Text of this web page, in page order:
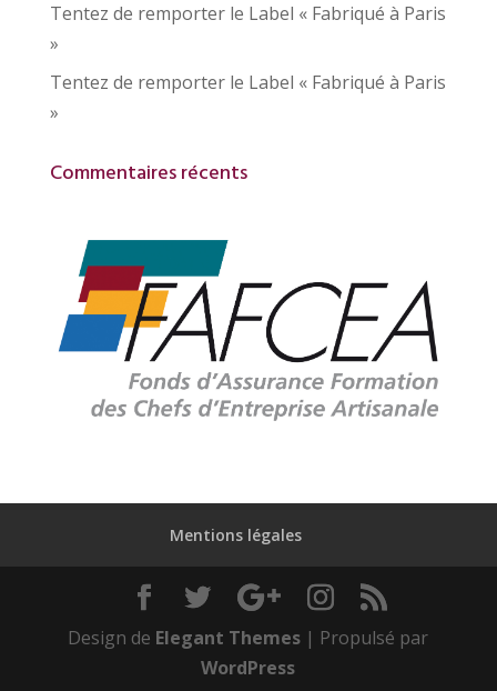
Tentez de remporter le Label « Fabriqué à Paris
»
Tentez de remporter le Label « Fabriqué à Paris
»
Commentaires récents
Mentions légales
Design de Elegant Themes | Propulsé par
WordPress